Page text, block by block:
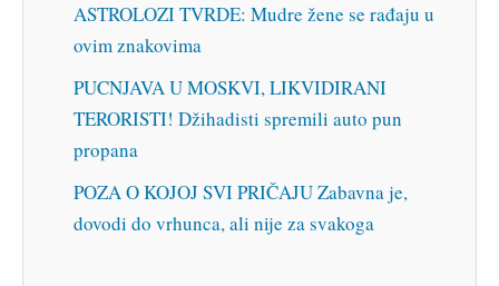
ASTROLOZI TVRDE: Mudre žene se rađaju u
ovim znakovima
PUCNJAVA U MOSKVI, LIKVIDIRANI
TERORISTI! Džihadisti spremili auto pun
propana
POZA O KOJOJ SVI PRIČAJU Zabavna je,
dovodi do vrhunca, ali nije za svakoga